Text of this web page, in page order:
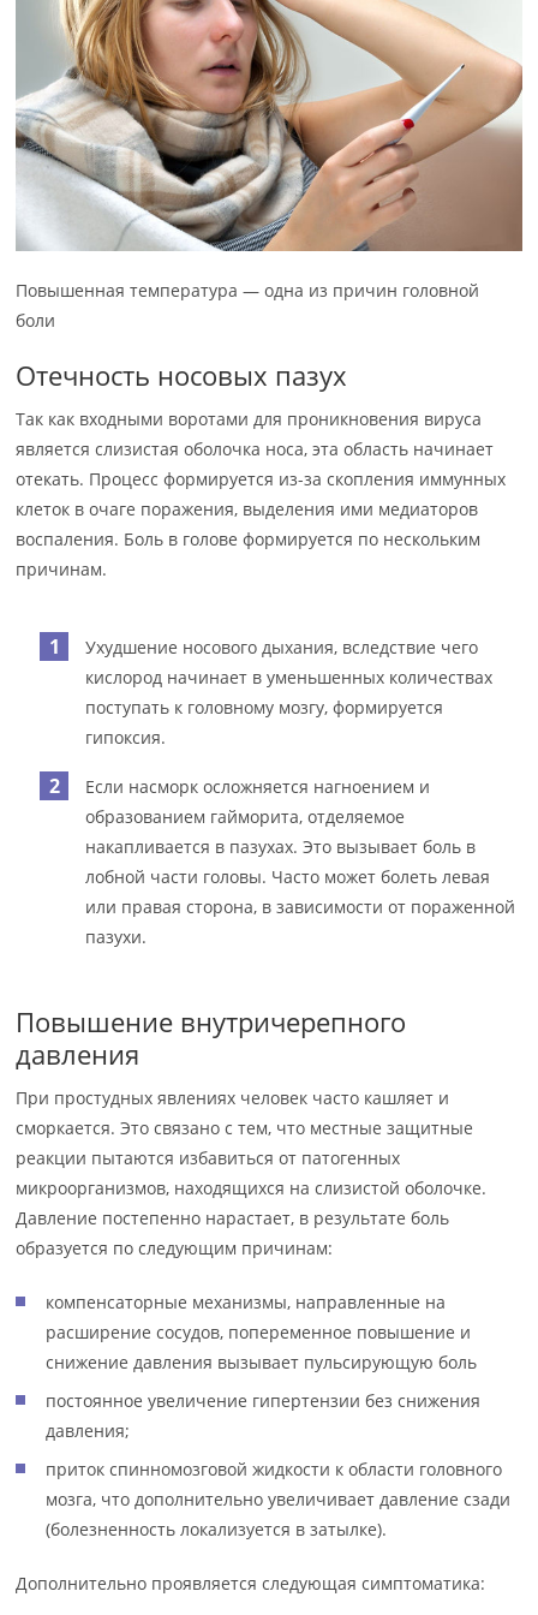
Повышенная температура — одна из причин головной
боли
Отечность носовых пазух
Так как входными воротами для проникновения вируса
является слизистая оболочка носа, эта область начинает
отекать. Процесс формируется из-за скопления иммунных
клеток в очаге поражения, выделения ими медиаторов
воспаления. Боль в голове формируется по нескольким
причинам.
Ухудшение носового дыхания, вследствие чего
кислород начинает в уменьшенных количествах
поступать к головному мозгу, формируется
гипоксия.
Если насморк осложняется нагноением и
образованием гайморита, отделяемое
накапливается в пазухах. Это вызывает боль в
лобной части головы. Часто может болеть левая
или правая сторона, в зависимости от пораженной
пазухи.
Повышение внутричерепного
давления
При простудных явлениях человек часто кашляет и
сморкается. Это связано с тем, что местные защитные
реакции пытаются избавиться от патогенных
микроорганизмов, находящихся на слизистой оболочке.
Давление постепенно нарастает, в результате боль
образуется по следующим причинам:
компенсаторные механизмы, направленные на
расширение сосудов, попеременное повышение и
снижение давления вызывает пульсирующую боль
постоянное увеличение гипертензии без снижения
давления;
приток спинномозговой жидкости к области головного
мозга, что дополнительно увеличивает давление сзади
(болезненность локализуется в затылке).
Дополнительно проявляется следующая симптоматика: